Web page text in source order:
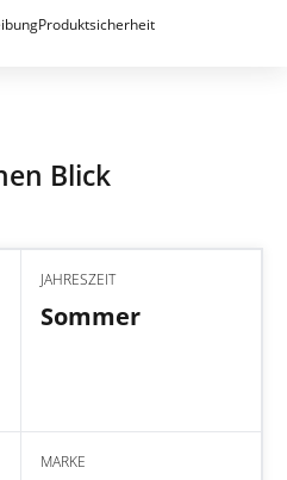
Produktsicherheit
Blick
JAHRESZEIT
Sommer
MARKE